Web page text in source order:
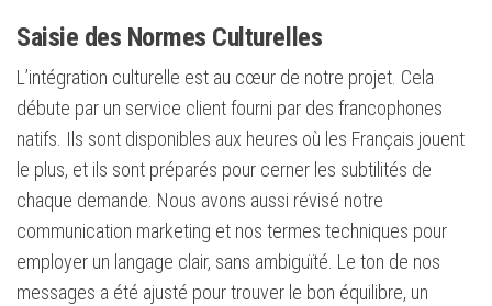
Saisie des Normes Culturelles
L’intégration culturelle est au cœur de notre projet. Cela
débute par un service client fourni par des francophones
natifs. Ils sont disponibles aux heures où les Français jouent
le plus, et ils sont préparés pour cerner les subtilités de
chaque demande. Nous avons aussi révisé notre
communication marketing et nos termes techniques pour
employer un langage clair, sans ambiguïté. Le ton de nos
messages a été ajusté pour trouver le bon équilibre, un